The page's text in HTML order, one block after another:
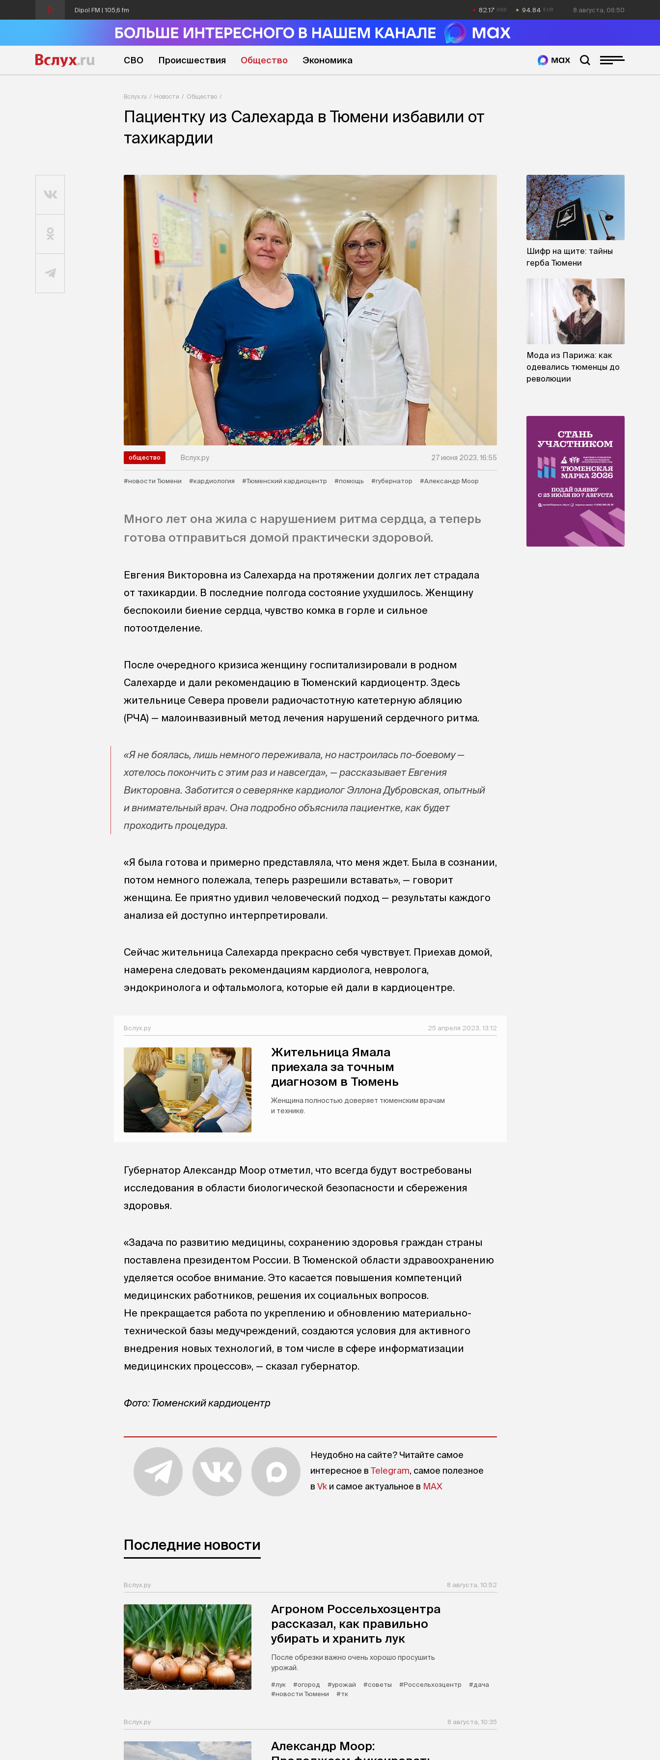
Dipol FM | 105,6 fm 82.17 94.84 8 августа, 06:50
СВО Происшествия Общество Экономика
Вслух.ru Новости Общество
Пациентку из Салехарда в Тюмени избавили от
тахикардии
общество Вслух.ру 27 июня 2023, 16:55
#новости Тюмени #кардиология #Тюменский кардиоцентр #помощь #губернатор #Александр Моор
Много лет она жила с нарушением ритма сердца, а теперь
готова отправиться домой практически здоровой.
Евгения Викторовна из Салехарда на протяжении долгих лет страдала
от тахикардии. В последние полгода состояние ухудшилось. Женщину
беспокоили биение сердца, чувство комка в горле и сильное
потоотделение.
После очередного кризиса женщину госпитализировали в родном
Салехарде и дали рекомендацию в Тюменский кардиоцентр. Здесь
жительнице Севера провели радиочастотную катетерную абляцию
(РЧА) — малоинвазивный метод лечения нарушений сердечного ритма.
«Я не боялась, лишь немного переживала, но настроилась по-боевому —
хотелось покончить с этим раз и навсегда», — рассказывает Евгения
Викторовна. Заботится о северянке кардиолог Эллона Дубровская, опытный
и внимательный врач. Она подробно объяснила пациентке, как будет
проходить процедура.
«Я была готова и примерно представляла, что меня ждет. Была в сознании,
потом немного полежала, теперь разрешили вставать», — говорит
женщина. Ее приятно удивил человеческий подход — результаты каждого
анализа ей доступно интерпретировали.
Сейчас жительница Салехарда прекрасно себя чувствует. Приехав домой,
намерена следовать рекомендациям кардиолога, невролога,
эндокринолога и офтальмолога, которые ей дали в кардиоцентре.
Вслух.ру 25 апреля 2023, 13:12
Жительница Ямала
приехала за точным
диагнозом в Тюмень
Женщина полностью доверяет тюменским врачам
и технике.
Губернатор Александр Моор отметил, что всегда будут востребованы
исследования в области биологической безопасности и сбережения
здоровья.
«Задача по развитию медицины, сохранению здоровья граждан страны
поставлена президентом России. В Тюменской области здравоохранению
уделяется особое внимание. Это касается повышения компетенций
медицинских работников, решения их социальных вопросов.
Не прекращается работа по укреплению и обновлению материально-
технической базы медучреждений, создаются условия для активного
внедрения новых технологий, в том числе в сфере информатизации
медицинских процессов», — сказал губернатор.
Фото: Тюменский кардиоцентр
Неудобно на сайте? Читайте самое
интересное в Telegram, самое полезное
в Vk и самое актуальное в MAX
Последние новости
Вслух.ру 8 августа, 10:52
Агроном Россельхозцентра
рассказал, как правильно
убирать и хранить лук
После обрезки важно очень хорошо просушить
урожай.
#лук #огород #урожай #советы #Россельхозцентр
#дача
#новости Тюмени
#тк
Вслух.ру 8 августа, 10:35
Александр Моор:
Шифр на щите: тайны
герба Тюмени
Мода из Парижа: как
одевались тюменцы до
революции